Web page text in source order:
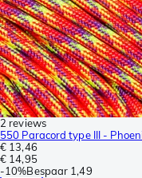
2 reviews
550 Paracord type III -
€ 13,46
€ 14,95
-10%Bespaar 1,49